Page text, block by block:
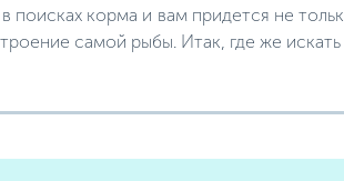
корма и вам придется не
самой рыбы. Итак, где же искать